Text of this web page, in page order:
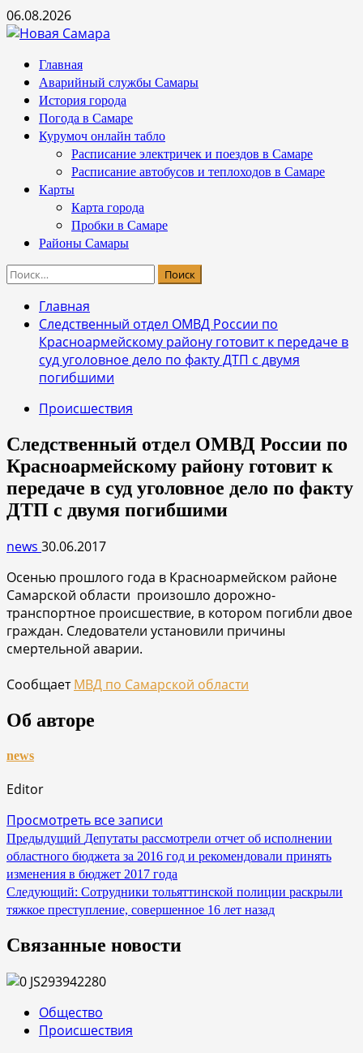
Перейти
к
06.08.2026
Основное
меню
Главная
Аварийный службы Самары
История города
Погода в Самаре
Курумоч онлайн табло
Расписание электричек и поездов в Самаре
Расписание автобусов и теплоходов в Самаре
Карты
Карта города
Пробки в Самаре
Районы Самары
Найти:
Главная
Cледственный отдел ОМВД России по
Красноармейскому району готовит к передаче в
суд уголовное дело по факту ДТП с двумя
погибшими
Происшествия
Cледственный отдел ОМВД России по
Красноармейскому району готовит к
передаче в суд уголовное дело по факту
ДТП с двумя погибшими
news 30.06.2017
Осенью прошлого года в Красноармейском районе
Самарской области произошло дорожно-
транспортное происшествие, в котором погибли двое
граждан. Следователи установили причины
смертельной аварии.
СообщаетМВД по Самарской области
Об авторе
news
Editor
Просмотреть все записи
Навигация
по
записям
Предыдущий Депутаты рассмотрели отчет об исполнении
областного бюджета за 2016 год и рекомендовали принять
изменения в бюджет 2017 года
Следующий: Сотрудники тольяттинской полиции раскрыли
тяжкое преступление, совершенное 16 лет назад
Связанные новости
Общество
Происшествия